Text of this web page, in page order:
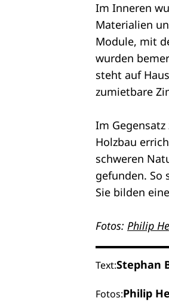
Im Inneren
Materialien
Module, mit
wurden
steht auf
zumietbare
Im
Holzbau
schweren
gefunden. So
Sie bilden
Fotos: Philip
Text:Stephan
Fotos:Philip